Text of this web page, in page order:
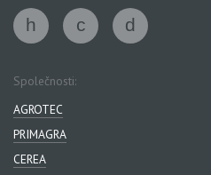
Společnosti:
AGROTEC
PRIMAGRA
CEREA